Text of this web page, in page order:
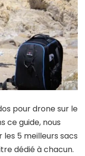
pour drone sur le
ce guide, nous
5 meilleurs sacs
dédié à chacun.